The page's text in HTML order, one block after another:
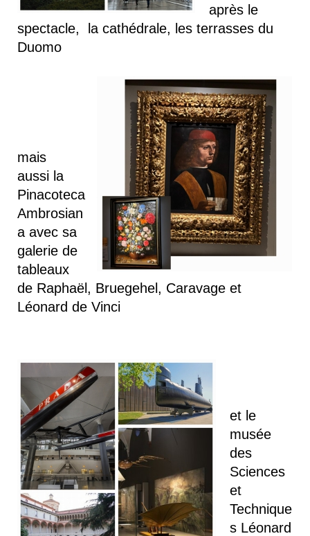
après le
spectacle, la cathédrale, les terrasses du
Duomo
mais
aussi la
Pinacoteca
Ambrosian
a avec sa
galerie de
tableaux
de Raphaël, Bruegehel, Caravage et
Léonard de Vinci
et le
musée
des
Sciences
et
Technique
s Léonard